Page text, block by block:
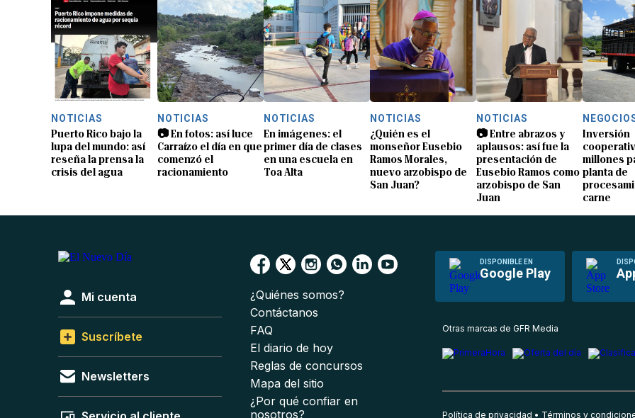
NOTICIAS
Puerto Rico bajo la
lupa del mundo: así
reseña la prensa la
crisis del agua
NOTICIAS
📷 En fotos: así luce
Carraízo el día en que
comenzó el
racionamiento
NOTICIAS
En imágenes: el
primer día de clases
en una escuela en
Toa Alta
NOTICIAS
¿Quién es el
monseñor Eusebio
Ramos Morales,
nuevo arzobispo de
San Juan?
NOTICIAS
📷 Entre abrazos y
aplausos: así fue la
presentación de
Eusebio Ramos como
arzobispo de San
Juan
Inversión
millones
planta de
carne
DISPONIBLE EN
Google Play
Mi cuenta
Suscríbete
Newsletters
¿Quiénes somos?
Contáctanos
FAQ
El diario de hoy
Reglas de concursos
Mapa del sitio
¿Por qué confiar en
nosotros?
Otras marcas de GFR Media
Política de privacidad Términos y